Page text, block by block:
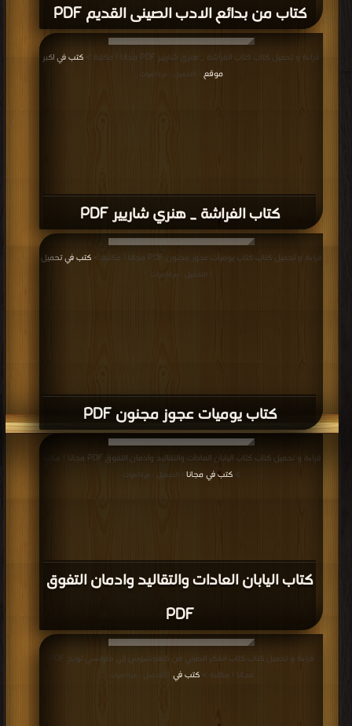
كتاب من بدائع الادب الصينى القديم PDF
كتاب الفراشة _ هنري شاريير PDF
قراءة و تحميل كتاب كتاب الفراشة _ هنري شاريير PDF مجانا | مكتبة >
كتب في اكبر
موقع
| التحميل : مرة/مرات
كتاب يوميات عجوز مجنون PDF
قراءة و تحميل كتاب كتاب يوميات عجوز مجنون PDF مجانا | مكتبة > كتب في تحميل
| التحميل : مرة/مرات
كتاب اليابان العادات والتقاليد وادمان التفوق
PDF
قراءة و تحميل كتاب كتاب اليابان العادات والتقاليد وادمان التفوق PDF مجانا | مكتبة
>كتب في مجانا | التحميل : مرة/مرات
مجانا | مكتبة >كتب في | التحميل : مرة/مرات